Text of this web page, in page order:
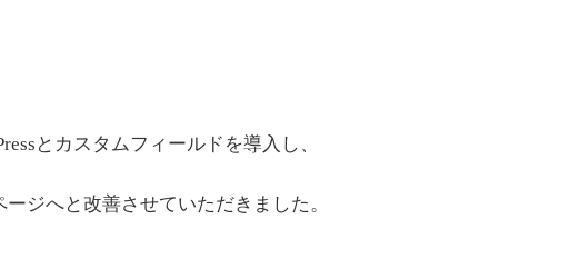
とカスタムフィールドを導入し、
ジへと改善させていただきました。